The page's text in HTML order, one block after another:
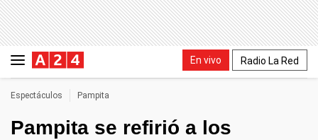
En vivo Radio La Red
Espectáculos Pampita
Pampita se refirió a los